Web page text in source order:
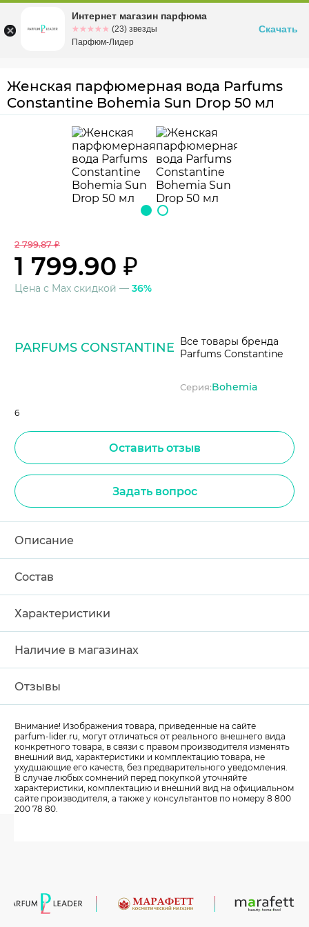
Омскул. Заозерная, 11, к. 1
Женская парфюмерная вода Parfums
Constantine Bohemia Sun Drop 50 мл
2 799.87 ₽
1 799.90 ₽
Цена с Max скидкой — 36%
PARFUMS CONSTANTINE Все товары бренда
Parfums Constantine
Серия:Bohemia
6
Оставить отзыв
Задать вопрос
Описание
Состав
Характеристики
Наличие в магазинах
Отзывы
Внимание! Изображения товара, приведенные на сайте
parfum-lider.ru, могут отличаться от реального внешнего вида
конкретного товара, в связи с правом производителя изменять
внешний вид, характеристики и комплектацию товара, не
ухудшающие его качеств, без предварительного уведомления.
В случае любых сомнений перед покупкой уточняйте
характеристики, комплектацию и внешний вид на официальном
сайте производителя, а также у консультантов по номеру 8 800
200 78 80.
Интернет магазин парфюма
☆☆☆☆☆
★★★★★ (23) звезды
Парфюм-Лидер
Скачать